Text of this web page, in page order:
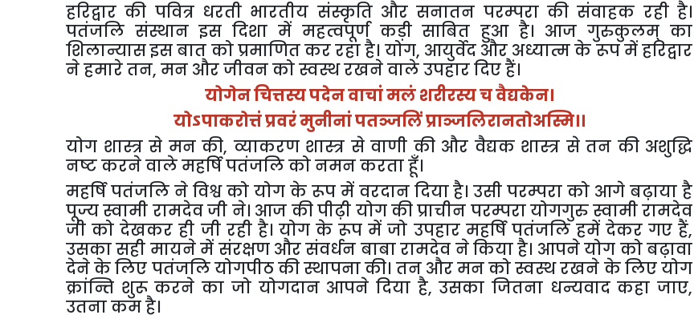
हरिद्वार की पवित्र धरती भारतीय संस्कृति और सनातन परम्परा की संवाहक रही है।
पतंजलि संस्थान इस दिशा में महत्वपूर्ण कड़ी साबित हुआ है। आज गुरुकुलम् का
शिलान्यासइसबात कोप्रमाणितकररहाहै। योग, आयुर्वेद और अध्यात्मके रूपमेंहरिद्वार
नेहमारेतन, मन औरजीवनकोस्वस्थरखनेवालेउपहारदिएहैं।
योगेनचित्तस्यपदेनवाचांमलंशरीरस्यचवैद्यकेन।
योऽपाकरोत्तंप्रवरंमुनीनांपतञ्जलिंप्राञ्जलिरानतोअस्मि।।
योग शास्त्र से मन की, व्याकरण शास्त्र से वाणी की और वैद्यक शास्त्र से तन की अशुद्धि
नष्टकरनेवालेमहर्षिपतंजलिकोनमनकरताहूँ।
महर्षि पतंजलि ने विश्व को योग के रूप में वरदान दिया है। उसी परम्परा को आगे बढ़ाया है
पूज्यस्वामी रामदेवजी ने। आज कीपीढ़ी योगकीप्राचीन परम्परायोगगुरु स्वामीरामदेव
जी को देखकर ही जी रही है। योग के रूप में जो उपहार महर्षि पतंजलि हमें देकर गए हैं,
उसकासही मायनेमें संरक्षण औरसंवर्धन बाबारामदेव नेकियाहै। आपनेयोग कोबढ़ावा
देनेकेलिए पतंजलियोगपीठकीस्थापनाकी। तन औरमनकोस्वस्थरखने केलिएयोग
क्रांन्ति शुरू करने का जो योगदान आपने दिया है,उसका जितना धन्यवाद कहा जाए,
उतनाकमहै।